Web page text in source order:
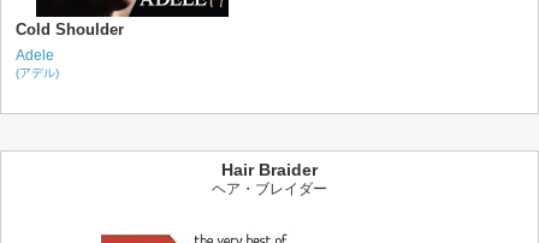
Cold Shoulder
Adele
(アデル)
Hair Braider
ヘア・ブレイダー